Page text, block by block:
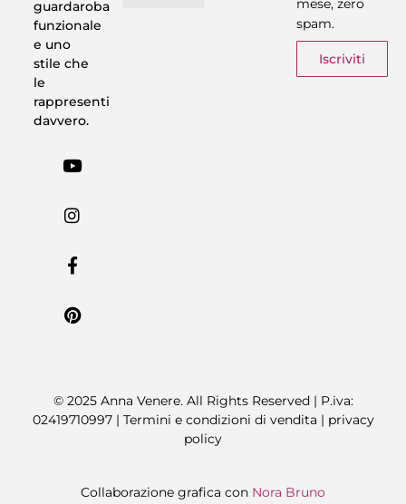
guardaroba
funzionale
e uno
stile che
le
rappresenti
davvero.
mese, zero
spam.
Iscriviti
© 2025 Anna Venere. All Rights Reserved | P.iva:
02419710997 | Termini e condizioni di vendita | privacy
policy
Collaborazione grafica con Nora Bruno